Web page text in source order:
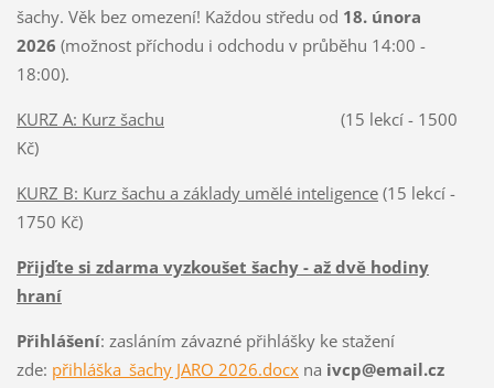
šachy. Věk bez omezení! Každou středu od 18. února
2026 (možnost příchodu i odchodu v průběhu 14:00 -
18:00).
KURZ A: Kurz šachu (15 lekcí - 1500
Kč)
KURZ B: Kurz šachu a základy umělé inteligence(15 lekcí -
1750 Kč)
Přijďte si zdarma vyzkoušet šachy - až dvě hodiny
hraní
Přihlášení: zasláním závazné přihlášky ke stažení
zde: přihláška_šachy JARO 2026.docxna ivcp@email.cz